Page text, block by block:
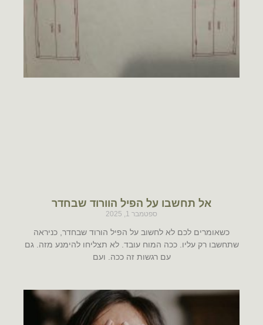
אל תחשבו על הפיל הוורוד שבחדר
ספטמבר 1, 2025
כשאומרים לכם לא לחשוב על הפיל הורוד שבחדר, כניראה
שתחשבו רק עליו. ככה המוח עובד. לא תצליחו להימנע מזה. גם
עם רגשות זה ככה. ועם